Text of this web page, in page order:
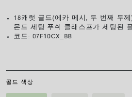
18캐럿 골드(에카 메시, 두 번째 두
몬드 세팅 푸쉬 클래스프가 세팅된
코드: 07F10CX_BB
골드 색상